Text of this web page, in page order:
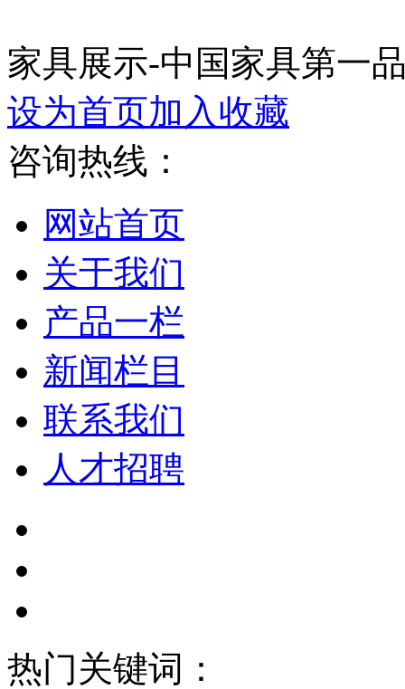
家具展示-中国家具第一
设为首页加入收藏
咨询热线：
网站首页
关于我们
产品一栏
新闻栏目
联系我们
人才招聘
热门关键词：